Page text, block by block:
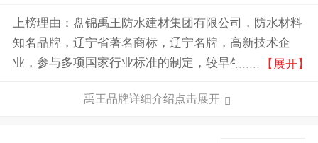
上榜理由：盘锦禹王防水建材集团有限公司，防水材料
知名品牌，辽宁省著名商标，辽宁名牌，高新技术企
业，参与多项国家行业标准的制定，较早生产出改性沥
现代化企业集团。
【展开】
禹王品牌详细介绍点击展开